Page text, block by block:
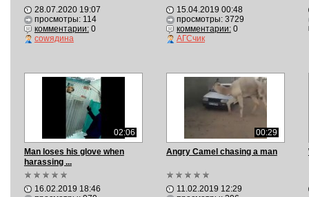
28.07.2020 19:07
просмотры: 114
комментарии:0
cowядина
15.04.2019 00:48
просмотры: 3729
комментарии:0
АГСчик
02:06
Man loses his glove when
harassing ...
16.02.2019 18:46
00:29
Angry Camel chasing a man
11.02.2019 12:29